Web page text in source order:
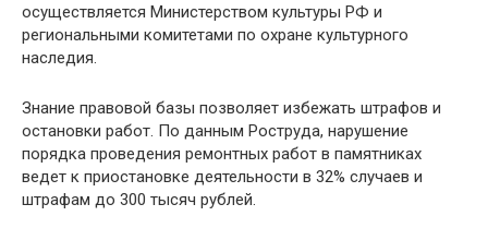
осуществляется Министерством культуры РФ и
региональными комитетами по охране культурного
наследия.
Знание правовой базы позволяет избежать штрафов и
остановки работ. По данным Роструда, нарушение
порядка проведения ремонтных работ в памятниках
ведет к приостановке деятельности в 32% случаев и
штрафам до 300 тысяч рублей.